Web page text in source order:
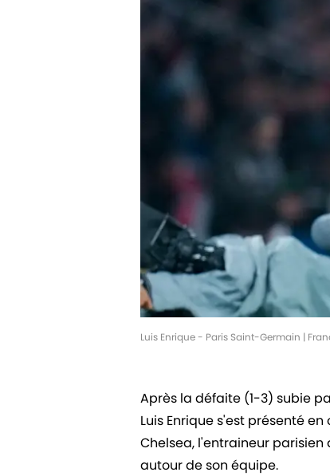
Luis Enrique - Paris Saint-Germain |
Après la défaite (1-3) subie
Luis Enrique s'est présenté
Chelsea, l'entraineur
autour de son équipe.